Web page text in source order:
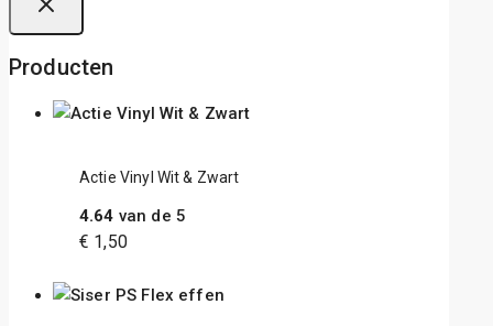
Producten
Actie Vinyl Wit & Zwart
4.64 van de 5
€ 1,50